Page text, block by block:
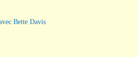
Bette Davis